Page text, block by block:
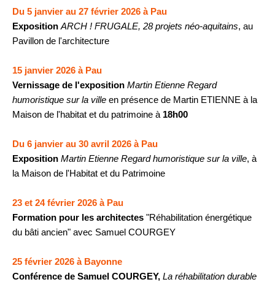
Du 5 janvier au 27 février 2026 à Pau
Exposition ARCH ! FRUGALE, 28 projets néo-aquitains, au
Pavillon de l'architecture
15 janvier 2026 à Pau
Vernissage de l'exposition Martin Etienne Regard
humoristique sur la ville en présence de Martin ETIENNE à la
Maison de l'habitat et du patrimoine à 18h00
Du 6 janvier au 30 avril 2026 à Pau
Exposition Martin Etienne Regard humoristique sur la ville, à
la Maison de l'Habitat et du Patrimoine
23 et 24 février 2026 à Pau
Formation pour les architectes "Réhabilitation énergétique
du bâti ancien" avec Samuel COURGEY
25 février 2026 à Bayonne
Conférence de Samuel COURGEY, La réhabilitation durable